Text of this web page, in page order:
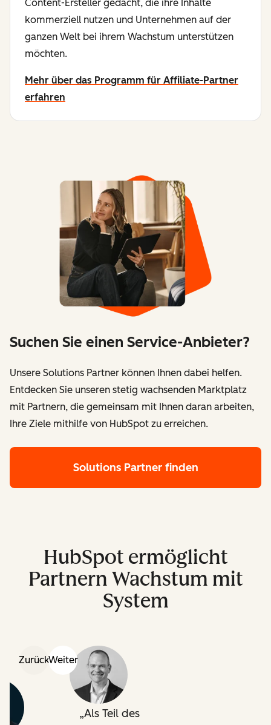
Content-Ersteller gedacht, die ihre Inhalte
kommerziell nutzen und Unternehmen auf der
ganzen Welt bei ihrem Wachstum unterstützen
möchten.
Mehr über das Programm für Affiliate-Partner
erfahren
Suchen Sie einen Service-Anbieter?
Unsere Solutions Partner können Ihnen dabei helfen.
Entdecken Sie unseren stetig wachsenden Marktplatz
mit Partnern, die gemeinsam mit Ihnen daran arbeiten,
Ihre Ziele mithilfe von HubSpot zu erreichen.
Solutions Partner finden
HubSpot ermöglicht
Partnern Wachstum mit
System
ZurückWeiter
Als Teil des